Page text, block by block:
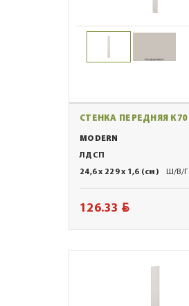
СТЕНКА ПЕРЕДНЯЯ К70
MODERN
ЛДСП
24,6 x 229 x 1,6 (см)
Ш/В/Г
126.33 BYN